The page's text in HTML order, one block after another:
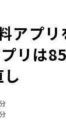
アプリ
リは